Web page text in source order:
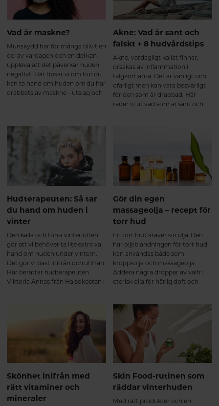
Vad är maskne?
Munskydd har för många blivit en
del av vardagen och en del kan
uppleva att det påverkar huden
negativt. Här tipsar vi om hur du
kan ta hand om huden om du har
drabbats av maskne - utslag och
Akne: Vad är sant och
falskt + 8 hudvårdstips
Akne, vardagligt kallat finnar,
orsakas av inflammation i
talgkörtlarna. Det är vanligt och
ofarligt men kan vara besvärligt
för den som är drabbad. Här
reder vi ut vad som är sant och
Hudterapeuten: Så tar
du hand om huden i
vinter
Den kalla och torra vinterluften
gör att vi behöver ta lite extra väl
hand om huden under vintern.
Det gör vi bäst inifrån och utifrån.
Här berättar hudterapeuten
Viktoria Annas från Hälsokosten i
Gör din egen
massageolja – recept för
torr hud
En torr hud kräver sin olja. Den
här oljeblandningen för torr hud
kan användas både som
kroppsolja och massageolja.
Addera några droppar av valfri
eterisk olja för härlig doft och
Skönhet inifrån med
rätt vitaminer och
mineraler
Skin Food-rutinen som
räddar vinterhuden
Med rätt produkter och en